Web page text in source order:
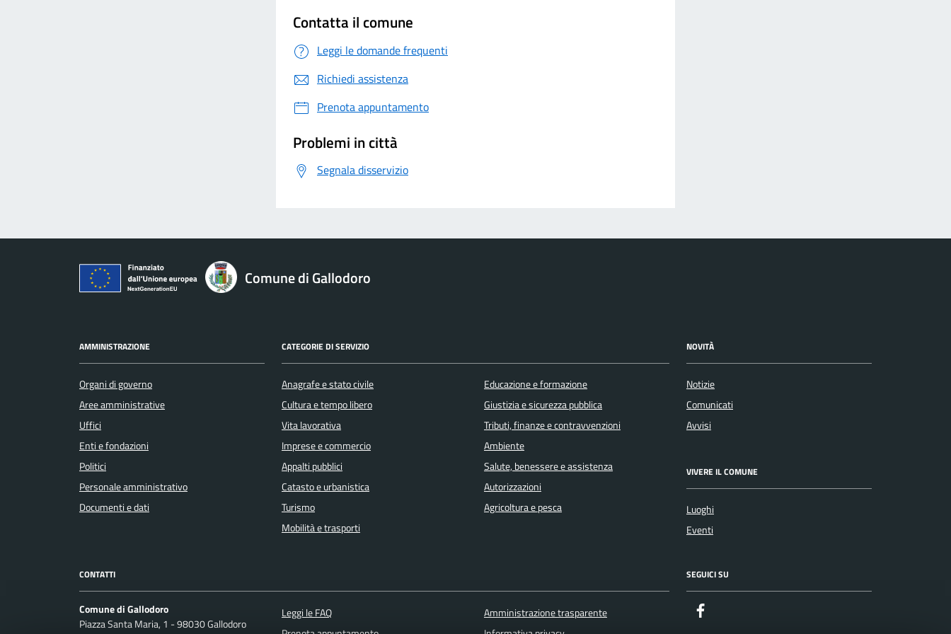
Contatta il comune
Leggi le domande frequenti
Richiedi assistenza
Prenota appuntamento
Problemi in città
Segnala disservizio
Comune di Gallodoro
AMMINISTRAZIONE
Organi di governo
Aree amministrative
Uffici
Enti e fondazioni
Politici
Personale amministrativo
Documenti e dati
CATEGORIE DI SERVIZIO
Anagrafe e stato civile
Cultura e tempo libero
Vita lavorativa
Imprese e commercio
Appalti pubblici
Catasto e urbanistica
Turismo
Mobilità e trasporti
Educazione e formazione
Giustizia e sicurezza pubblica
Tributi, finanze e contravvenzioni
Ambiente
Salute, benessere e assistenza
Autorizzazioni
Agricoltura e pesca
NOVITÀ
Notizie
Comunicati
Avvisi
VIVERE IL COMUNE
Luoghi
Eventi
CONTATTI
Comune di Gallodoro
Piazza Santa Maria, 1 - 98030 Gallodoro
Leggi le FAQ
Amministrazione trasparente
SEGUICI SU